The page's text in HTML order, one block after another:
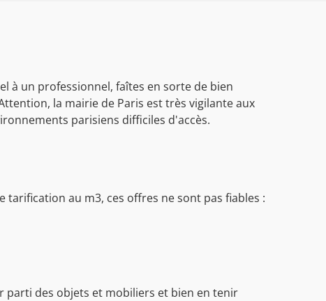
à un professionnel, faîtes en sorte de bien
la mairie de Paris est très vigilante aux
parisiens difficiles d'accès.
au m3, ces offres ne sont pas fiables :
parti des objets et mobiliers et bien en tenir